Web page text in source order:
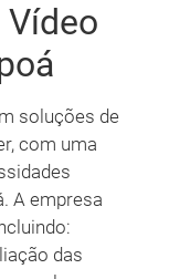
soluções de
com uma
A empresa
das